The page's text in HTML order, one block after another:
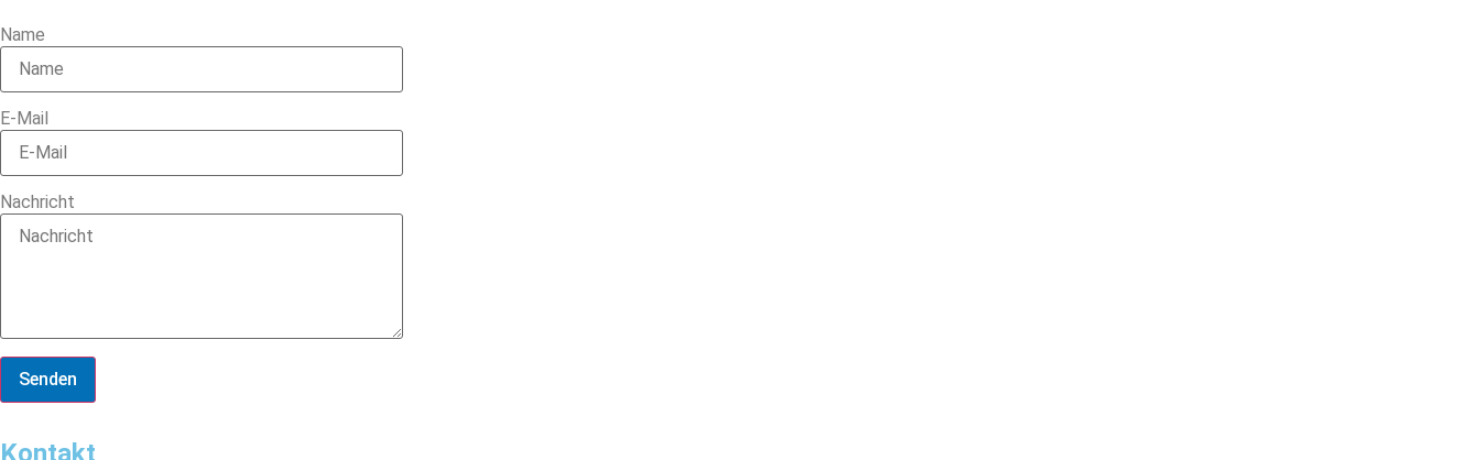
Name
E-Mail
Nachricht
Senden
Kontakt